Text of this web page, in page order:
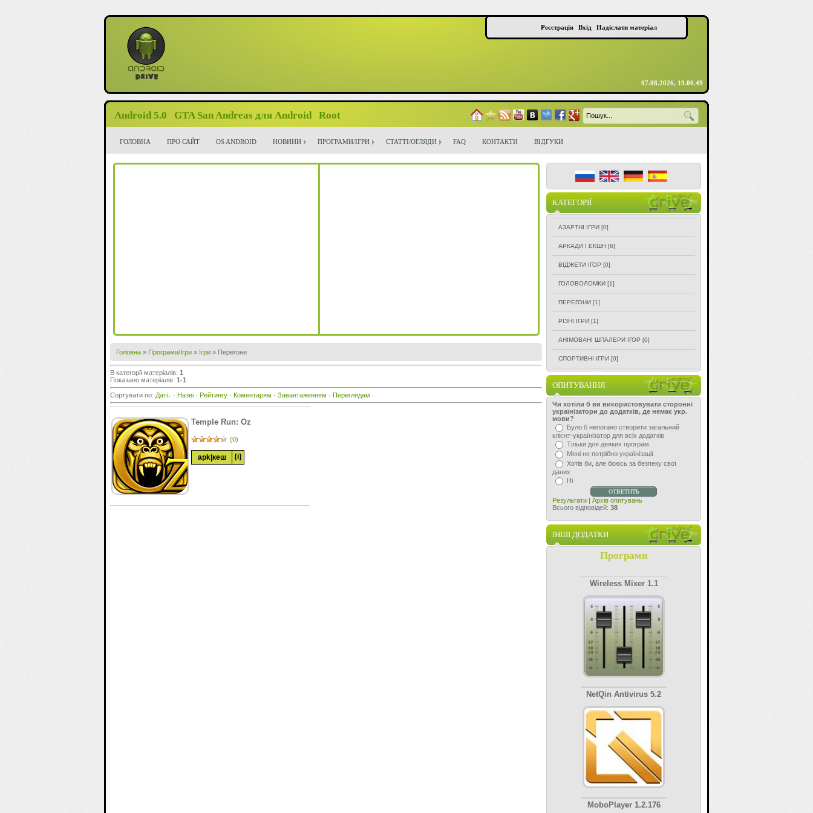
Надіслати матеріал
Вхід
Реєстрація
07.08.2026, 19.00.49
Android 5.0 GTA San Andreas для Android Root
ГОЛОВНА ПРО САЙТ OS ANDROID НОВИНИ ПРОГРАМИ/ІГРИ СТАТТІ/ОГЛЯДИ FAQ КОНТАКТИ ВІДГУКИ
Головна » Програми/Ігри » Ігри » Перегони
В категорії матеріалів: 1
Показано матеріалів: 1-1
Сортувати по: Даті · Назві · Рейтингу · Коментарям · Завантаженням · Переглядам
Temple Run: Oz
(0)
apk| кеш [i]
КАТЕГОРІЇ
АЗАРТНІ ІГРИ [0]
АРКАДИ І ЕКШН [6]
ВІДЖЕТИ ІГОР [0]
ГОЛОВОЛОМКИ [1]
ПЕРЕГОНИ [1]
РІЗНІ ІГРИ [1]
АНІМОВАНІ ШПАЛЕРИ ІГОР [0]
СПОРТИВНІ ІГРИ [0]
ОПИТУВАННЯ
Чи хотіли б ви використовувати сторонні
українізатори до додатків, де немає укр.
мови?
Було б непогано створити загальний
клієнт-українізатор для всіх додатків
Тільки для деяких програм
Мені не потрібно українізації
Хотів би, але боюсь за безпеку свої
даних
Ні
Результати | Архів опитувань
Всього відповідей: 38
ІНШІ ДОДАТКИ
Програми
Wireless Mixer 1.1
NetQin Antivirus 5.2
MoboPlayer 1.2.176